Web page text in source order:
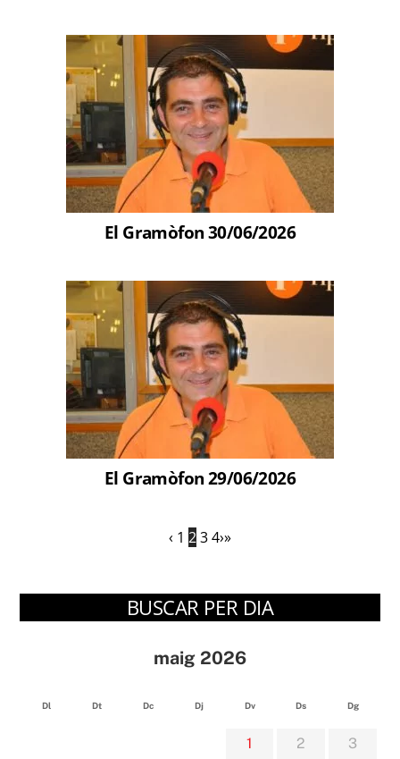
El Gramòfon 30/06/2026
El Gramòfon 29/06/2026
‹ 1 234›»
BUSCAR PER DIA
maig 2026
Dl Dt Dc Dj Dv Ds Dg
1 2 3